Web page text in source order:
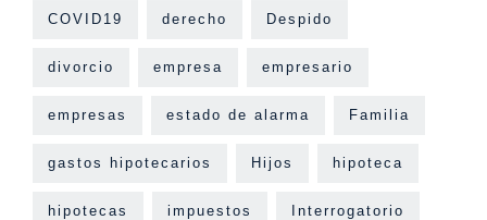
COVID19 derecho Despido
divorcio empresa empresario
empresas estado de alarma Familia
gastos hipotecarios Hijos hipoteca
hipotecas impuestos Interrogatorio